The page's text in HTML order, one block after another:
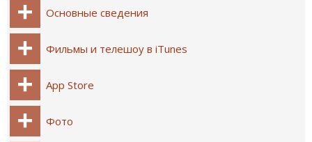
Основные сведения
Фильмы и телешоу в iTunes
App Store
Фото